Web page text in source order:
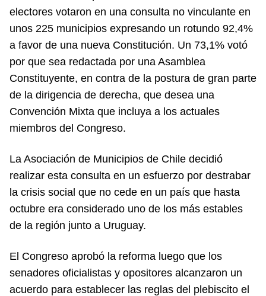
electores votaron en una consulta no vinculante en
unos 225 municipios expresando un rotundo 92,4%
a favor de una nueva Constitución. Un 73,1% votó
por que sea redactada por una Asamblea
Constituyente, en contra de la postura de gran parte
de la dirigencia de derecha, que desea una
Convención Mixta que incluya a los actuales
miembros del Congreso.
La Asociación de Municipios de Chile decidió
realizar esta consulta en un esfuerzo por destrabar
la crisis social que no cede en un país que hasta
octubre era considerado uno de los más estables
de la región junto a Uruguay.
El Congreso aprobó la reforma luego que los
senadores oficialistas y opositores alcanzaron un
acuerdo para establecer las reglas del plebiscito el